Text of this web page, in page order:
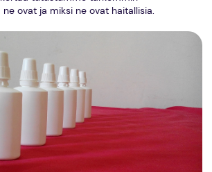
ovat ja miksi ne ovat haitallisia.